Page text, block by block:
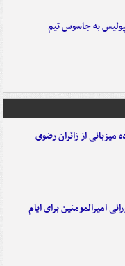
به جاسوس تیم
از زائران رضوی
امیرالمومنین برای ایام